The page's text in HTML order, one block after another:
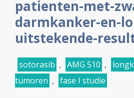
patienten-met-
darmkanker-en-
uitstekende-
sotorasib , AMG 510 ,
tumoren , fase I studie